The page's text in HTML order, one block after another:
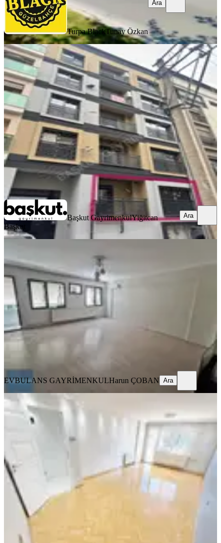
Turpa BlackTunay Özkan
Ara
SIFIR BİNA
Başkut'tan Dedebaşı Mh.de Kiralık
1+1 Daire
Karşıyaka, Dedebaşı Mahallesi
1+1·50 m²·Yüksek giriş·29.07.2026
27.000 ₺
Başkut GayrimenkulYiğitcan Başkut
Ara
Başkut GayrimenkulYiğitcan
Başkut
Ara
Nergiz Çarşı İçi Ara Kat Köşe 3+1
Karşıyaka, Dedebaşı Mahallesi
3+1
105 m²
30.000 ₺
EVBULANS GAYRİMENKUL
EVBULANS GAYRİMENKULHarun ÇOBAN Ara
MANZARALI
Karşıyaka Ordu Caddesinde 3+1
Kiralık Daire
Karşıyaka, Dedebaşı Mahallesi
1. Kat 20.07.2026
TURPA ENERJİ